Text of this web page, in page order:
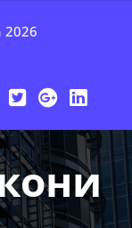
2026